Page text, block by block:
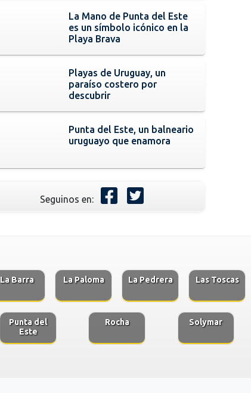
La Mano de Punta del Este
es un símbolo icónico en la
Playa Brava
Playas de Uruguay, un
paraíso costero por
descubrir
Punta del Este, un balneario
uruguayo que enamora
Seguinos en:
La Barra La Paloma La Pedrera Las Toscas
Punta del
Este
Rocha Solymar